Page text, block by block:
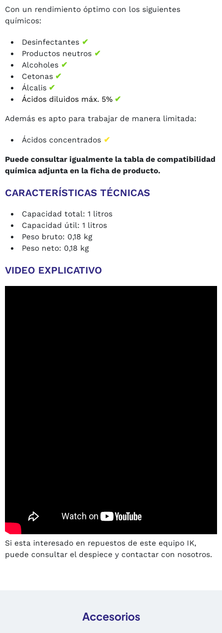
Con un rendimiento óptimo con los siguientes
químicos:
Desinfectantes ✔
Productos neutros ✔
Alcoholes ✔
Cetonas ✔
Álcalis ✔
Ácidos diluidos máx. 5%✔
Además es apto para trabajar de manera limitada:
Ácidos concentrados ✔
Puede consultar igualmente la tabla de compatibilidad
química adjunta en la ficha de producto.
CARACTERÍSTICAS TÉCNICAS
Capacidad total: 1 litros
Capacidad útil: 1 litros
Peso bruto: 0,18 kg
Peso neto: 0,18 kg
VIDEO EXPLICATIVO
Si esta interesado en repuestos de este equipo IK,
puede consultar el despiece y contactar con nosotros.
Accesorios